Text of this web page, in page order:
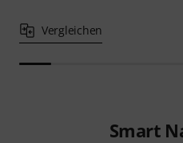
Vergleichen
Smart